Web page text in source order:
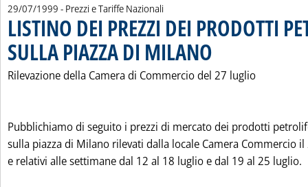
29/07/1999 - Prezzi e Tariffe Nazionali
LISTINO DEI PREZZI DEI PRODOTTI
SULLA PIAZZA DI MILANO
Rilevazione della Camera di Commercio del 27 luglio
Pubblichiamo di seguito i prezzi di mercato dei prodotti
sulla piazza di Milano rilevati dalla locale Camera Commercio
e relativi alle settimane dal 12 al 18 luglio e dal 19 al 25 luglio.